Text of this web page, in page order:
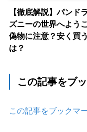
【徹底解説】パンド
ズニーの世界へよう
偽物に注意？安く買
は？
この記事をブ
この記事をブックマ